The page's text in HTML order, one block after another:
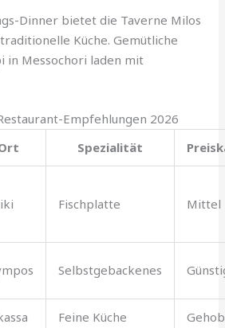
Dinner bietet die Taverne Milos
Küche. Gemütliche
in Messochori laden mit
Empfehlungen 2026
Spezialität
Fischplatte Mittel
Selbstgebackenes
Feine Küche